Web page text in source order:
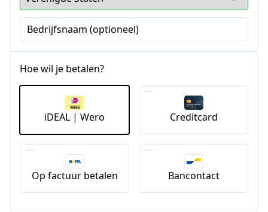
Bedrijfsnaam (optioneel)
Hoe wil je betalen?
iDEAL | Wero Creditcard
Op factuur betalen Bancontact